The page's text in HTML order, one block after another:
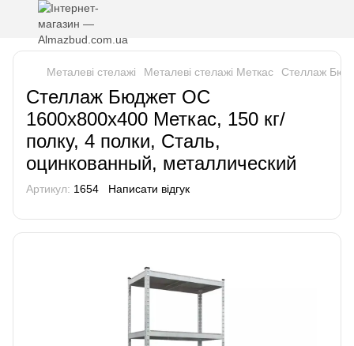
Металеві стелажі Металеві стелажі Меткас Стеллаж
Стеллаж Бюджет ОС
1600х800х400 Меткас, 150 кг/
полку, 4 полки, Сталь,
оцинкованный, металлический
Артикул: 1654 Написати відгук